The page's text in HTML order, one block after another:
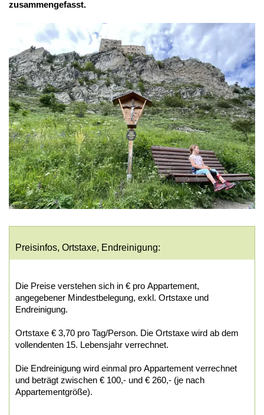
zusammengefasst.
Preisinfos, Ortstaxe, Endreinigung:
Die Preise verstehen sich in € pro Appartement,
angegebener Mindestbelegung, exkl. Ortstaxe und
Endreinigung.
Ortstaxe € 3,70 pro Tag/Person. Die Ortstaxe wird ab dem
vollendenten 15. Lebensjahr verrechnet.
Die Endreinigung wird einmal pro Appartement verrechnet
und beträgt zwischen € 100,- und € 260,- (je nach
Appartementgröße).